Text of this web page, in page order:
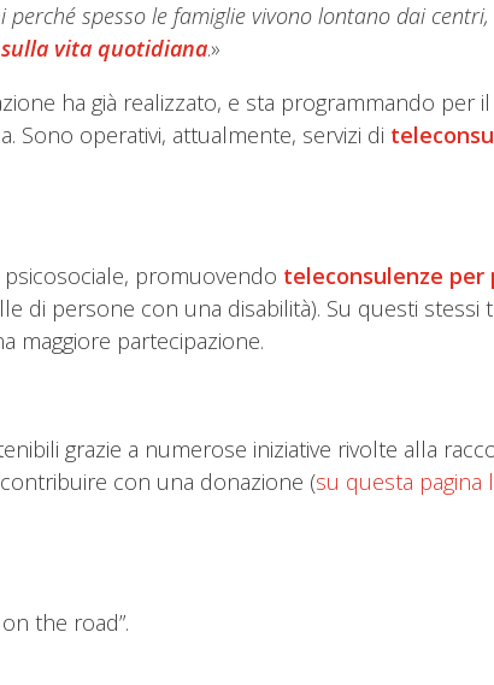
spesso le famiglie vivono lontano dai
vita quotidiana.»
ha già realizzato, e sta programmando per
Sono operativi, attualmente, servizi di
promuovendo teleconsulenze per
di persone con una disabilità). Su questi stessi
maggiore partecipazione.
grazie a numerose iniziative rivolte alla
con una donazione (su questa pagina
the road”.